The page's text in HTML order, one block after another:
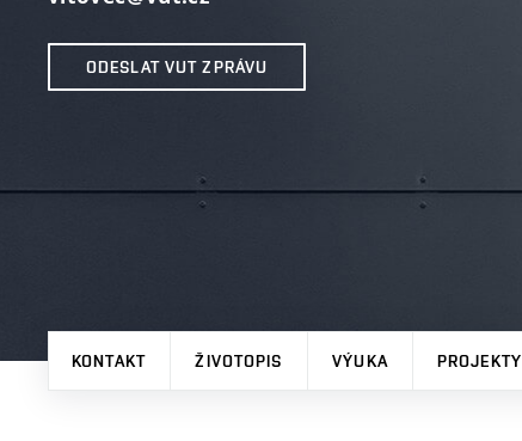
ODESLAT VUT ZPRÁVU
KONTAKT ŽIVOTOPIS VÝUKA PROJEKTY